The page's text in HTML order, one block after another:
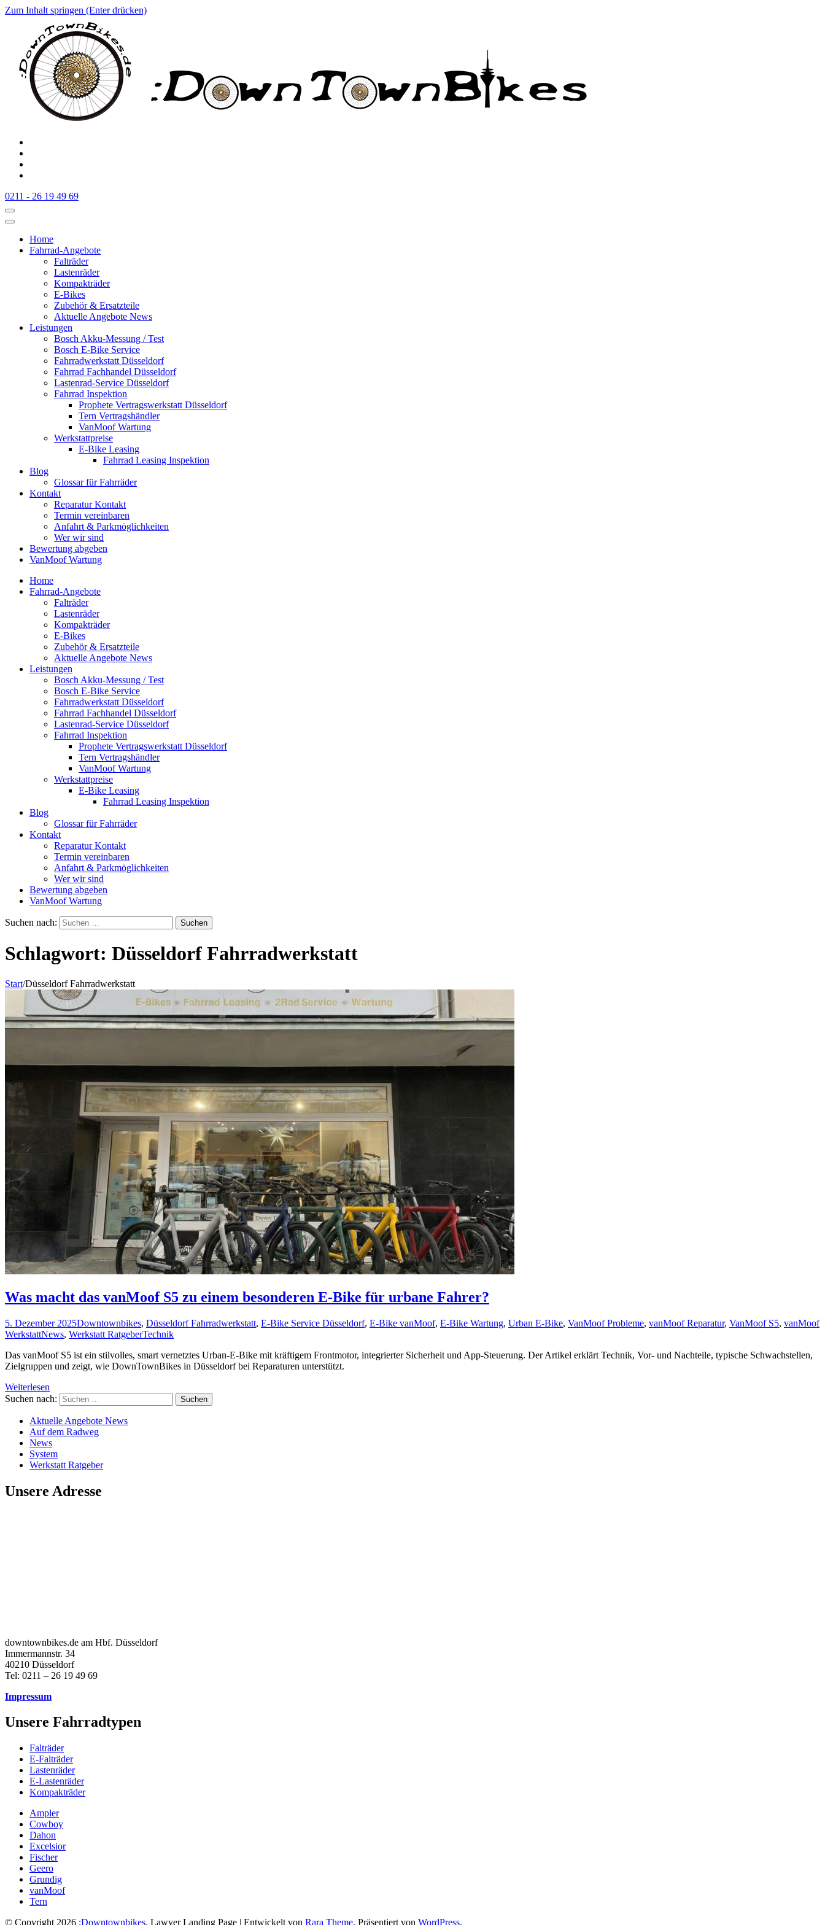
Zum Inhalt springen (Enter drücken)
:Downtownbikes
Der Fahrradladen in Düsseldorf am Hauptbahnhof
0211 - 26 19 49 69
Home
Fahrrad-Angebote
Falträder
Lastenräder
Kompakträder
E-Bikes
Zubehör & Ersatzteile
Aktuelle Angebote News
Leistungen
Bosch Akku-Messung / Test
Bosch E-Bike Service
Fahrradwerkstatt Düsseldorf
Fahrrad Fachhandel Düsseldorf
Lastenrad-Service Düsseldorf
Fahrrad Inspektion
Prophete Vertragswerkstatt Düsseldorf
Tern Vertragshändler
VanMoof Wartung
Werkstattpreise
E-Bike Leasing
Fahrrad Leasing Inspektion
Blog
Glossar für Fahrräder
Kontakt
Reparatur Kontakt
Termin vereinbaren
Anfahrt & Parkmöglichkeiten
Wer wir sind
Bewertung abgeben
VanMoof Wartung
Home
Fahrrad-Angebote
Falträder
Lastenräder
Kompakträder
E-Bikes
Zubehör & Ersatzteile
Aktuelle Angebote News
Leistungen
Bosch Akku-Messung / Test
Bosch E-Bike Service
Fahrradwerkstatt Düsseldorf
Fahrrad Fachhandel Düsseldorf
Lastenrad-Service Düsseldorf
Fahrrad Inspektion
Prophete Vertragswerkstatt Düsseldorf
Tern Vertragshändler
VanMoof Wartung
Werkstattpreise
E-Bike Leasing
Fahrrad Leasing Inspektion
Blog
Glossar für Fahrräder
Kontakt
Reparatur Kontakt
Termin vereinbaren
Anfahrt & Parkmöglichkeiten
Wer wir sind
Bewertung abgeben
VanMoof Wartung
Suchen nach:
Schlagwort: Düsseldorf Fahrradwerkstatt
Start/Düsseldorf Fahrradwerkstatt
Was macht das vanMoof S5 zu einem besonderen E-Bike für urbane Fahrer?
5. Dezember 2025Downtownbikes, Düsseldorf Fahrradwerkstatt, E-Bike Service Düsseldorf, E-Bike vanMoof, E-Bike Wartung, Urban E-Bike, VanMoof Probleme, vanMoof Reparatur, VanMoof S5, vanMoof
WerkstattNews, Werkstatt RatgeberTechnik
Das vanMoof S5 ist ein stilvolles, smart vernetztes Urban-E-Bike mit kräftigem Frontmotor, integrierter Sicherheit und App-Steuerung. Der Artikel erklärt Technik, Vor- und Nachteile, typische Schwachstellen,
Zielgruppen und zeigt, wie DownTownBikes in Düsseldorf bei Reparaturen unterstützt.
Weiterlesen
Suchen nach:
Aktuelle Angebote News
Auf dem Radweg
News
System
Werkstatt Ratgeber
Unsere Adresse
downtownbikes.de am Hbf. Düsseldorf
Immermannstr. 34
40210 Düsseldorf
Tel: 0211 – 26 19 49 69
Impressum
Unsere Fahrradtypen
Falträder
E-Falträder
Lastenräder
E-Lastenräder
Kompakträder
Ampler
Cowboy
Dahon
Excelsior
Fischer
Geero
Grundig
vanMoof
Tern
© Copyright 2026 :Downtownbikes. Lawyer Landing Page | Entwickelt von Rara Theme. Präsentiert von WordPress.